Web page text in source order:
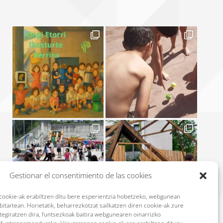
Gestionar el consentimiento de las cookies
ak erabiltzen ditu bere esperientzia hobetzeko, webgunean
Horietatik, beharrezkotzat sailkatzen diren cookie-ak zure
dira, funtsezkoak baitira webgunearen oinarrizko